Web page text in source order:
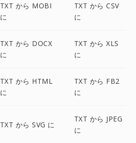
TXT から MOBI
に
TXT から CSV
に
TXT から DOCX
に
TXT から XLS
に
TXT から HTML
に
TXT から FB2
に
TXT から SVG に
TXT から JPEG
に